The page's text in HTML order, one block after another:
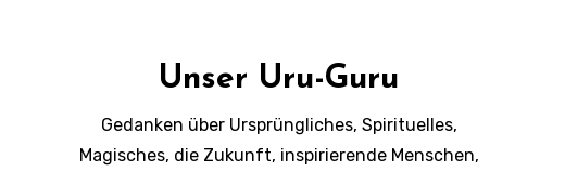
Unser Uru-Guru
Gedanken über Ursprüngliches, Spirituelles,
Magisches, die Zukunft, inspirierende Menschen,